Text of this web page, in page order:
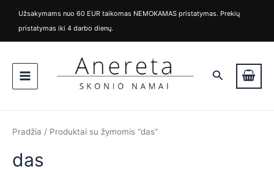
turinio
Užsakymams nuo 60 EUR taikomas NEMOKAMAS pristatymas. Prekių
pristatymas iki 4 darbo dienų.
Menu
Paieška
k
i
a
s
a
n
Pradžia / Produktai su žymomis “das”
das
pagal